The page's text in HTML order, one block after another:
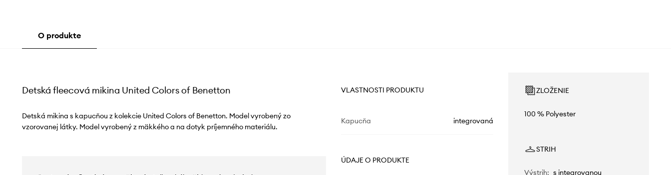
O produkte
Detská fleecová mikina United Colors of Benetton
Detská mikina s kapucňou z kolekcie United Colors of Benetton. Model vyrobený zo
vzorovanej látky. Model vyrobený z mäkkého a na dotyk príjemného materiálu.
VLASTNOSTI PRODUKTU
Kapucňa integrovaná
ÚDAJE O PRODUKTE
ZLOŽENIE
100 % Polyester
STRIH
Výstrih: s integrovanou